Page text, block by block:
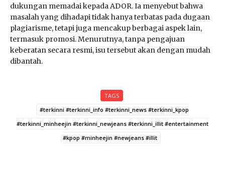
dukungan memadai kepada ADOR. Ia menyebut bahwa
masalah yang dihadapi tidak hanya terbatas pada dugaan
plagiarisme, tetapi juga mencakup berbagai aspek lain,
termasuk promosi. Menurutnya, tanpa pengajuan
keberatan secara resmi, isu tersebut akan dengan mudah
dibantah.
TAGS
#terkinni #terkinni_info #terkinni_news #terkinni_kpop
#terkinni_minheejin #terkinni_newjeans #terkinni_illit #entertainment
#kpop #minheejin #newjeans #illit